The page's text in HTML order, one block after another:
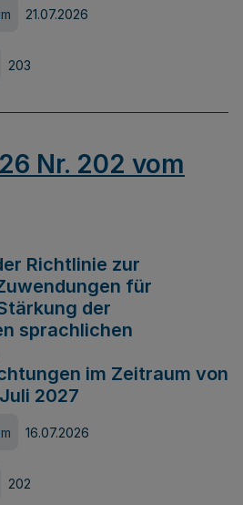
21.07.2026
203
Nr. 202 vom
Richtlinie zur
für
der
sprachlichen
im Zeitraum von
2027
16.07.2026
202